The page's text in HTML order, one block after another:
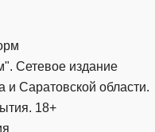
Сетевое издание
Саратовской области.
18+